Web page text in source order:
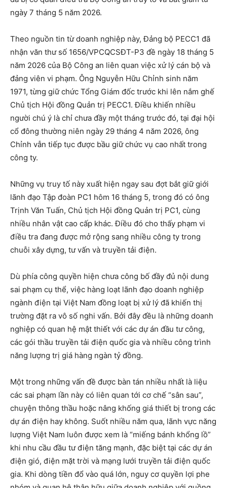
ngày 7 tháng 5 năm 2026.
Theo nguồn tin từ doanh nghiệp này, Đảng bộ PECC1 đã
nhận văn thư số 1656/VPCQCSĐT-P3 đề ngày 18 tháng 5
năm 2026 của Bộ Công an liên quan việc xử lý cán bộ và
đảng viên vi phạm. Ông Nguyễn Hữu Chỉnh sinh năm
1971, từng giữ chức Tổng Giám đốc trước khi lên nắm ghế
Chủ tịch Hội đồng Quản trị PECC1. Điều khiến nhiều
người chú ý là chỉ chưa đầy một tháng trước đó, tại đại hội
cổ đông thường niên ngày 29 tháng 4 năm 2026, ông
Chỉnh vẫn tiếp tục được bầu giữ chức vụ cao nhất trong
công ty.
Những vụ truy tố này xuất hiện ngay sau đợt bắt giữ giới
lãnh đạo Tập đoàn PC1 hôm 16 tháng 5, trong đó có ông
Trịnh Văn Tuấn, Chủ tịch Hội đồng Quản trị PC1, cùng
nhiều nhân vật cao cấp khác. Điều đó cho thấy phạm vi
điều tra đang được mở rộng sang nhiều công ty trong
chuỗi xây dựng, tư vấn và truyền tải điện.
Dù phía công quyền hiện chưa công bố đầy đủ nội dung
sai phạm cụ thể, việc hàng loạt lãnh đạo doanh nghiệp
ngành điện tại Việt Nam đồng loạt bị xử lý đã khiến thị
trường đặt ra vô số nghi vấn. Bởi đây đều là những doanh
nghiệp có quan hệ mật thiết với các dự án đầu tư công,
các gói thầu truyền tải điện quốc gia và nhiều công trình
năng lượng trị giá hàng ngàn tỷ đồng.
Một trong những vấn đề được bàn tán nhiều nhất là liệu
các sai phạm lần này có liên quan tới cơ chế “sân sau”,
chuyện thông thầu hoặc nâng khống giá thiết bị trong các
dự án điện hay không. Suốt nhiều năm qua, lãnh vực năng
lượng Việt Nam luôn được xem là “miếng bánh khổng lồ”
khi nhu cầu đầu tư điện tăng mạnh, đặc biệt tại các dự án
điện gió, điện mặt trời và mạng lưới truyền tải điện quốc
gia. Khi dòng tiền đổ vào quá lớn, nguy cơ quyền lợi phe